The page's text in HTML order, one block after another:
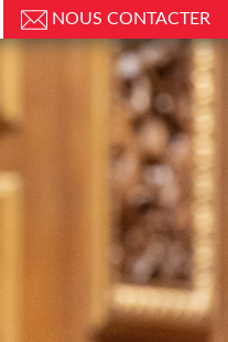
NOUS CONTACTER